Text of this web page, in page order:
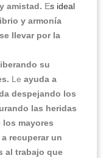
amistad. Es ideal
y armonía
llevar por la
su
Le ayuda a
despejando los
las heridas
mayores
recuperar un
al trabajo que